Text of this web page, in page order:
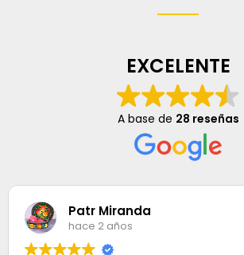
EXCELENTE
A base de 28 reseñas
Patr Miranda
hace 2 años